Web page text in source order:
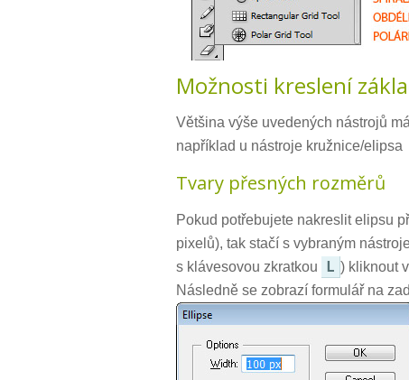
Možnosti kreslení
Většina výše uvedených nástrojů
například u nástroje kružnice/
Tvary přesných rozměrů
Pokud potřebujete nakreslit elipsu
pixelů), tak stačí s vybraným
s klávesovou zkratkou L ) kliknout
Následně se zobrazí formulář na